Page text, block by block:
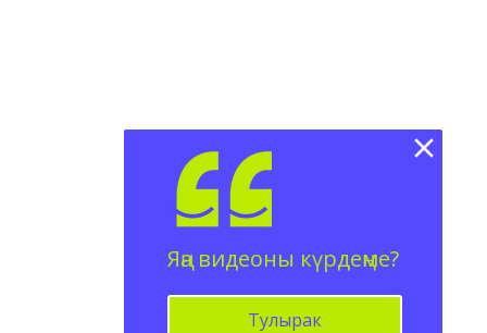
Яңа видеоны күрдеңме?
Тулырак